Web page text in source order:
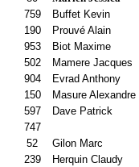
759
Buffet Kevin
190
Prouvé Alain
953
Biot Maxime
502
Mamere Jacques
904
Evrad Anthony
150
Masure Alexandre
597
Dave Patrick
747
52
Gilon Marc
239
Herquin Claudy